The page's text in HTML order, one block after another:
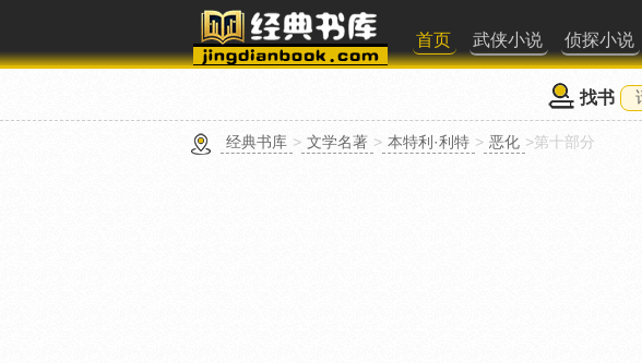
首页 武侠小说 侦探小说
找书
经典书库 > 文学名著 > 本特利·利特 > 恶化 >第十部分